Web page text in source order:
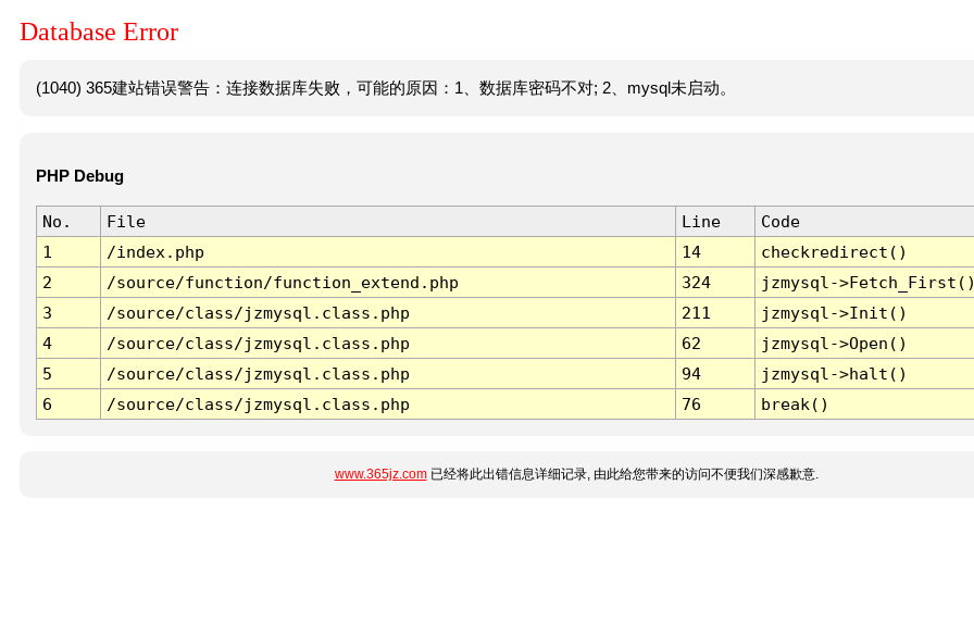
Database Error
(1040) 365建站错误警告：连接数据库失败，可能的原因：1、数据库密码不对; 2、mysql未启动。
PHP Debug
No. File Line
Code
1
/index.php 14
checkredirect()
2
/source/function/function_extend.php 324
jzmysql-
3
/source/class/jzmysql.class.php 211
jzmysql->Init()
4
/source/class/jzmysql.class.php 62
jzmysql->Open()
5
/source/class/jzmysql.class.php 94
jzmysql->halt()
6
/source/class/jzmysql.class.php 76 break()
www.365jz.com已经将此出错信息详细记录, 由此给您带来的访问不便我们深感歉意.